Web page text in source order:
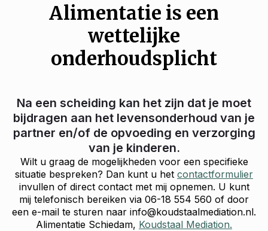
Alimentatie is een
wettelijke
onderhoudsplicht
Na een scheiding kan het zijn dat je moet
bijdragen aan het levensonderhoud van je
partner en/of de opvoeding en verzorging
van je kinderen.
Wilt u graag de mogelijkheden voor een specifieke
situatie bespreken? Dan kunt u het contactformulier
invullen of direct contact met mij opnemen. U kunt
mij telefonisch bereiken via 06-18 554 560 of door
een e-mail te sturen naar info@koudstaalmediation.nl.
Alimentatie Schiedam, Koudstaal Mediation.